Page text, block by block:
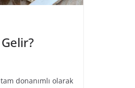
donanımlı olarak